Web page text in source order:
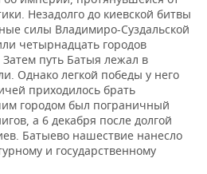
Незадолго до киевской битвы
силы Владимиро-Суздальской
четырнадцать городов
путь Батыя лежал в
Однако легкой победы у него
приходилось брать
городом был пограничный
а 6 декабря после долгой
Батыево нашествие нанесло
и государственному